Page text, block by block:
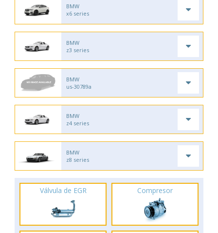
BMW
x6 series
BMW
z3 series
BMW
us-30789a
BMW
z4 series
BMW
z8 series
Válvula de EGR Compresor